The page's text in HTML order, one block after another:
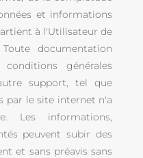
et informations
à l'Utilisateur de
documentation
générales
support, tel que
par le site internet n'a
Les informations,
peuvent subir des
et sans préavis sans